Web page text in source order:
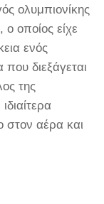
ολυμπιονίκης
οποίος είχε
ενός
διεξάγεται
της
στον αέρα και